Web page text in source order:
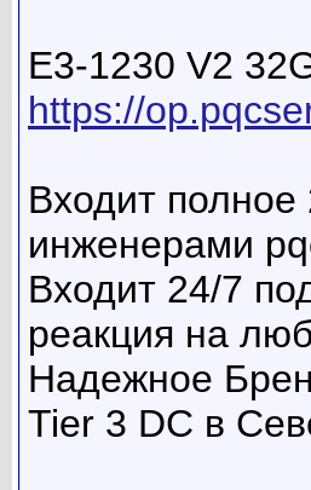
E3-1230 V2
https://
Входит
инженерами
Входит 24/7
реакция на
Надежное
Tier 3 DC в